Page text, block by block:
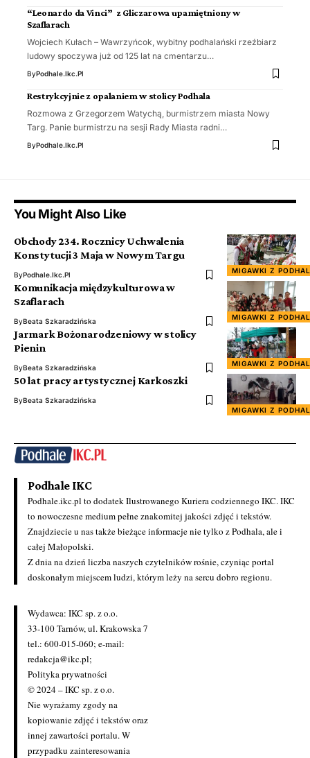
“Leonardo da Vinci” z Gliczarowa upamiętniony w
Szaflarach
Wojciech Kułach – Wawrzyńcok, wybitny podhalański rzeźbiarz
ludowy spoczywa już od 125 lat na cmentarzu…
ByPodhale.ikc.pl
Restrykcyjnie z opalaniem w stolicy Podhala
Rozmowa z Grzegorzem Watychą, burmistrzem miasta Nowy
Targ. Panie burmistrzu na sesji Rady Miasta radni…
ByPodhale.ikc.pl
You Might Also Like
MIGAWKI Z
Obchody 234. Rocznicy Uchwalenia
Konstytucji 3 Maja w Nowym Targu
ByPodhale.ikc.pl
MIGAWKI Z
Komunikacja międzykulturowa w
Szaflarach
ByBeata Szkaradzińska
MIGAWKI Z
Jarmark Bożonarodzeniowy w stolicy
Pienin
ByBeata Szkaradzińska
MIGAWKI Z
50 lat pracy artystycznej Karkoszki
ByBeata Szkaradzińska
Podhale IKC
Podhale.ikc.pl to dodatek Ilustrowanego Kuriera codziennego IKC. IKC
to nowoczesne medium pełne znakomitej jakości zdjęć i tekstów.
Znajdziecie u nas także bieżące informacje nie tylko z Podhala, ale i
całej Małopolski.
Z dnia na dzień liczba naszych czytelników rośnie, czyniąc portal
doskonałym miejscem ludzi, którym leży na sercu dobro regionu.
Wydawca: IKC sp. z o.o.
33-100 Tarnów, ul. Krakowska 7
tel.: 600-015-060; e-mail:
redakcja@ikc.pl;
Polityka prywatności
© 2024 – IKC sp. z o.o.
Nie wyrażamy zgody na
kopiowanie zdjęć i tekstów oraz
innej zawartości portalu. W
przypadku zainteresowania